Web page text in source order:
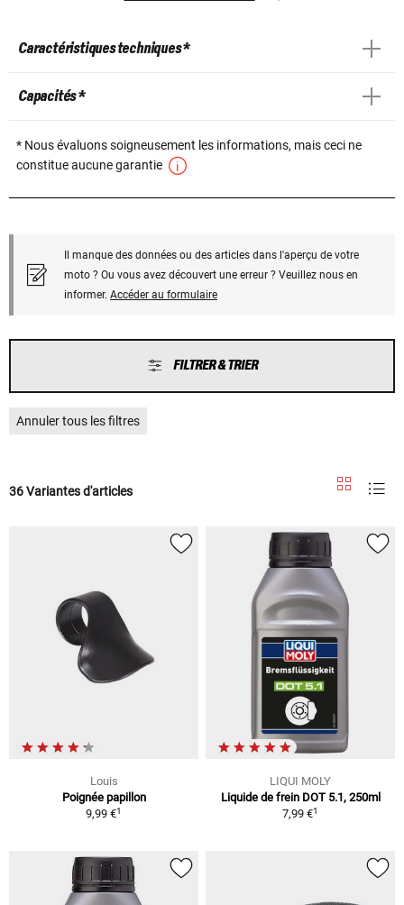
Caractéristiques techniques *
Capacités *
* Nous évaluons soigneusement les informations, mais ceci ne
constitue aucune garantie
Il manque des données ou des articles dans l'aperçu de votre
moto ? Ou vous avez découvert une erreur ? Veuillez nous en
informer. Accéder au formulaire
FILTRER & TRIER
Annuler tous les filtres
36 Variantes d'articles
Louis
Poignée papillon
9,99 €1
LIQUI MOLY
Liquide de frein DOT 5.1, 250ml
7,99 €1